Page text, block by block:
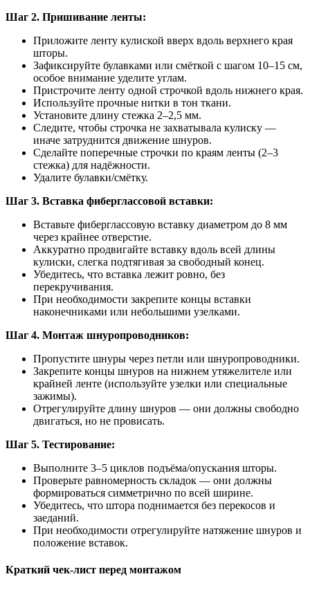
Шаг 2. Пришивание ленты:
Приложите ленту кулиской вверх вдоль верхнего края
шторы.
Зафиксируйте булавками или смёткой с шагом 10–15 см,
особое внимание уделите углам.
Пристрочите ленту одной строчкой вдоль нижнего края.
Используйте прочные нитки в тон ткани.
Установите длину стежка 2–2,5 мм.
Следите, чтобы строчка не захватывала кулиску —
иначе затруднится движение шнуров.
Сделайте поперечные строчки по краям ленты (2–3
стежка) для надёжности.
Удалите булавки/смётку.
Шаг 3. Вставка фиберглассовой вставки:
Вставьте фиберглассовую вставку диаметром до 8 мм
через крайнее отверстие.
Аккуратно продвигайте вставку вдоль всей длины
кулиски, слегка подтягивая за свободный конец.
Убедитесь, что вставка лежит ровно, без
перекручивания.
При необходимости закрепите концы вставки
наконечниками или небольшими узелками.
Шаг 4. Монтаж шнуропроводников:
Пропустите шнуры через петли или шнуропроводники.
Закрепите концы шнуров на нижнем утяжелителе или
крайней ленте (используйте узелки или специальные
зажимы).
Отрегулируйте длину шнуров — они должны свободно
двигаться, но не провисать.
Шаг 5. Тестирование:
Выполните 3–5 циклов подъёма/опускания шторы.
Проверьте равномерность складок — они должны
формироваться симметрично по всей ширине.
Убедитесь, что штора поднимается без перекосов и
заеданий.
При необходимости отрегулируйте натяжение шнуров и
положение вставок.
Краткий чек‑лист перед монтажом